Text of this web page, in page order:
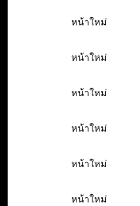
หน้าใหม่
หน้าใหม่
หน้าใหม่
หน้าใหม่
หน้าใหม่
หน้าใหม่